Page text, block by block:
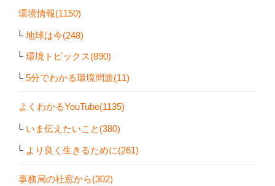
環境情報(1150)
地球は今(248)
環境トピックス(890)
5分でわかる環境問題(11)
よくわかるYouTube(1135)
いま伝えたいこと(380)
より良く生きるために(261)
事務局の社窓から(302)